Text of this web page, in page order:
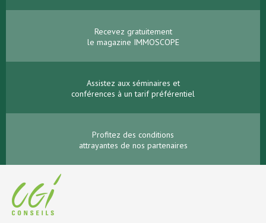
Recevez gratuitement
le magazine IMMOSCOPE
Assistez aux séminaires et
conférences à un tarif préférentiel
Profitez des conditions
attrayantes de nos partenaires